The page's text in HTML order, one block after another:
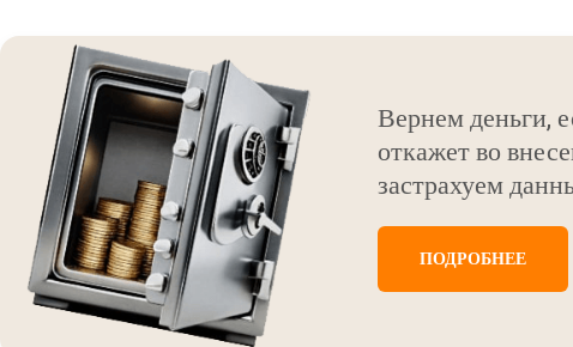
Вернем
откажет во
застрахуем
ПОДРОБНЕЕ